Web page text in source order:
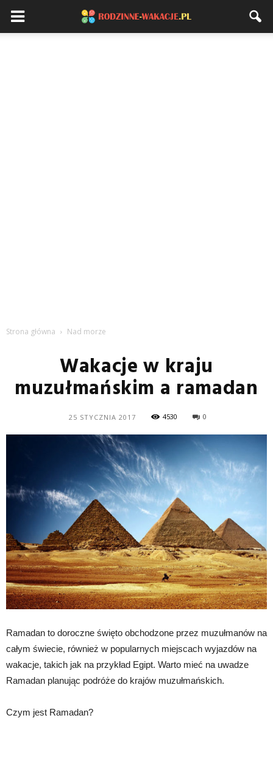
Strona główna Nad morze
Wakacje w kraju
muzułmańskim a ramadan
25 STYCZNIA 2017 4530 0
Ramadan to doroczne święto obchodzone przez muzułmanów na
całym świecie, również w popularnych miejscach wyjazdów na
wakacje, takich jak na przykład Egipt. Warto mieć na uwadze
Ramadan planując podróże do krajów muzułmańskich.
Czym jest Ramadan?